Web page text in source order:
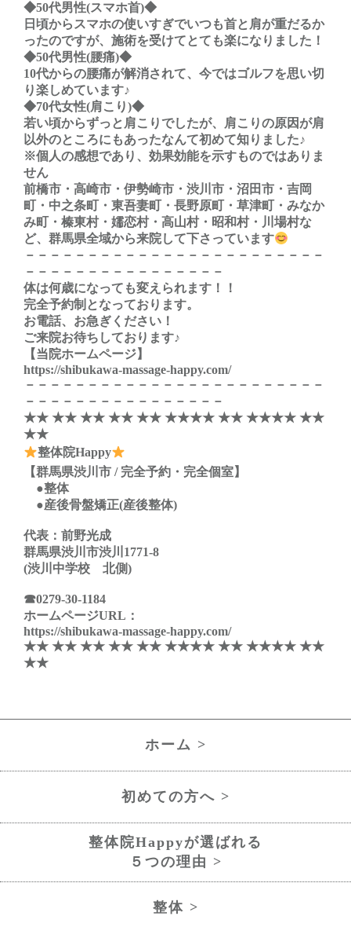
◆50代男性(スマホ首)◆
日頃からスマホの使いすぎでいつも首と肩が重だるか
ったのですが、施術を受けてとても楽になりました！
◆50代男性(腰痛)◆
10代からの腰痛が解消されて、今ではゴルフを思い切
り楽しめています♪
◆70代女性(肩こり)◆
若い頃からずっと肩こりでしたが、肩こりの原因が肩
以外のところにもあったなんて初めて知りました♪
※個人の感想であり、効果効能を示すものではありま
せん
前橋市・高崎市・伊勢崎市・渋川市・沼田市・吉岡
町・中之条町・東吾妻町・長野原町・草津町・みなか
み町・榛東村・嬬恋村・高山村・昭和村・川場村な
ど、群馬県全域から来院して下さっています
－－－－－－－－－－－－－－－－－－－－－－－－
－－－－－－－－－－－－－－－－
体は何歳になっても変えられます！！
完全予約制となっております。
お電話、お急ぎください！
ご来院お待ちしております♪
【当院ホームページ】
https://shibukawa-massage-happy.com/
－－－－－－－－－－－－－－－－－－－－－－－－
－－－－－－－－－－－－－－－－
★★ ★★ ★★ ★★ ★★ ★★★★ ★★ ★★★★ ★★
★★
整体院Happy
【群馬県渋川市 / 完全予約・完全個室】
●整体
●産後骨盤矯正(産後整体)
代表：前野光成
群馬県渋川市渋川1771-8
(渋川中学校 北側)
☎0279-30-1184
ホームページURL：
https://shibukawa-massage-happy.com/
★★ ★★ ★★ ★★ ★★ ★★★★ ★★ ★★★★ ★★
★★
ホーム >
初めての方へ >
整体院Happyが選ばれる
５つの理由 >
整体 >